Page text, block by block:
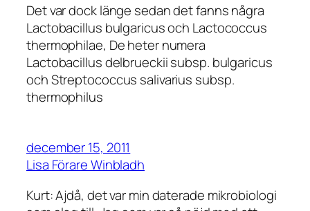
Det var dock länge sedan det fanns några
Lactobacillus bulgaricus och Lactococcus
thermophilae, De heter numera
Lactobacillus delbrueckii subsp. bulgaricus
och Streptococcus salivarius subsp.
thermophilus
december 15, 2011
Lisa Förare Winbladh
Kurt: Ajdå, det var min daterade mikrobiologi